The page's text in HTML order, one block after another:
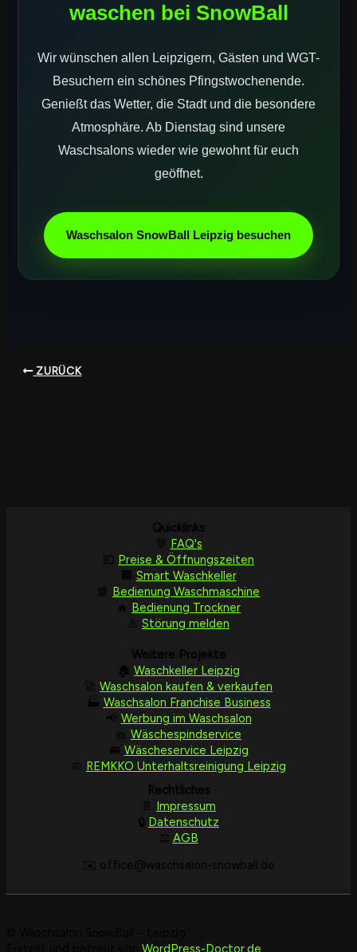
waschen bei SnowBall
Wir wünschen allen Leipzigern, Gästen und WGT-
Besuchern ein schönes Pfingstwochenende.
Genießt das Wetter, die Stadt und die besondere
Atmosphäre. Ab Dienstag sind unsere
Waschsalons wieder wie gewohnt für euch
geöffnet.
Waschsalon SnowBall Leipzig besuchen
ZURÜCK
Quicklinks
💬
FAQ's
💶 Preise & Öffnungszeiten
Smart Waschkeller
📘
Bedienung Waschmaschine
🔥
Bedienung Trockner
⚠️ Störung melden
Weitere Projekte
🏠 Waschkeller Leipzig
🚀 Waschsalon kaufen & verkaufen
🏭 Waschsalon Franchise Business
📢 Werbung im Waschsalon
🧺 Wäschespindservice
🚐 Wäscheservice Leipzig
REMKKO Unterhaltsreinigung Leipzig
Rechtliches
📄 Impressum
🔒 Datenschutz
⚖️ AGB
✉️ office@waschsalon-snowball.de